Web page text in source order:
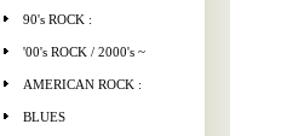
90's ROCK :
'00's ROCK / 2000's ~
AMERICAN ROCK :
BLUES